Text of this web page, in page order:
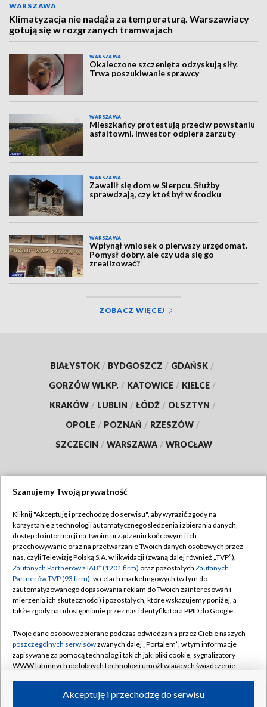
WARSZAWA
Klimatyzacja nie nadąża za temperaturą. Warszawiacy
gotują się w rozgrzanych tramwajach
WARSZAWA
Okaleczone szczenięta odzyskują siły.
Trwa poszukiwanie sprawcy
WARSZAWA
Mieszkańcy protestują przeciw powstaniu
asfaltowni. Inwestor odpiera zarzuty
WARSZAWA
Zawalił się dom w Sierpcu. Służby
sprawdzają, czy ktoś był w środku
WARSZAWA
Wpłynął wniosek o pierwszy urzędomat.
Pomysł dobry, ale czy uda się go
zrealizować?
ZOBACZ WIĘCEJ
BIAŁYSTOK / BYDGOSZCZ / GDAŃSK /
GORZÓW WLKP. / KATOWICE / KIELCE /
KRAKÓW / LUBLIN / ŁÓDŹ / OLSZTYN /
OPOLE / POZNAŃ / RZESZÓW /
SZCZECIN / WARSZAWA / WROCŁAW
TVP
Abonament TVP
Emisja w TVP
Centrum informacji TVP
Naziemna Telewizja Cyfrowa
Rada Programowa
System NOS
Informacje o nadawcy
Program dla prasy
Regulamin TVP
Polityka prywatności
Moje zgody
Pomoc
Kontakt
Kanały
Szanujemy Twoją prywatność
Kliknij "Akceptuję i przechodzę do serwisu", aby wyrazić zgody na
korzystanie z technologii automatycznego śledzenia i zbierania danych,
dostęp do informacji na Twoim urządzeniu końcowym i ich
przechowywanie oraz na przetwarzanie Twoich danych osobowych przez
nas, czyli Telewizję Polską S.A. w likwidacji (zwaną dalej również „TVP”),
Zaufanych Partnerów z IAB* (1201 firm) oraz pozostałych Zaufanych
Partnerów TVP (93 firm), w celach marketingowych (w tym do
zautomatyzowanego dopasowania reklam do Twoich zainteresowań i
mierzenia ich skuteczności) i pozostałych, które wskazujemy poniżej, a
także zgody na udostępnianie przez nas identyfikatora PPID do Google.
Twoje dane osobowe zbierane podczas odwiedzania przez Ciebie naszych
poszczególnych serwisówzwanych dalej „Portalem”, w tym informacje
zapisywane za pomocą technologii takich jak: pliki cookie, sygnalizatory
WWW lub innych podobnych technologii umożliwiających świadczenie
ruchu w Internecie.Akceptuję i przechodzę do serwisu